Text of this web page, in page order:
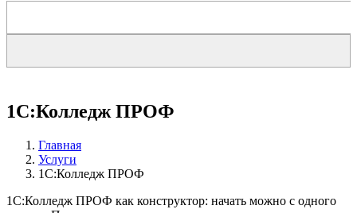
1С:Колледж ПРОФ
Главная
Услуги
1С:Колледж ПРОФ
1С:Колледж ПРОФ как конструктор: начать можно с одного